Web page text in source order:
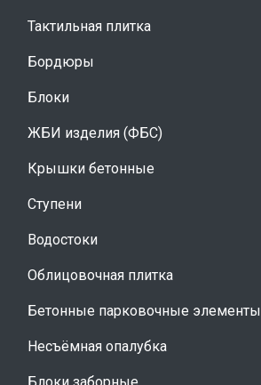
Тактильная плитка
Бордюры
Блоки
ЖБИ изделия (ФБС)
Крышки бетонные
Ступени
Водостоки
Облицовочная плитка
Бетонные парковочные элементы
Несъёмная опалубка
Блоки заборные